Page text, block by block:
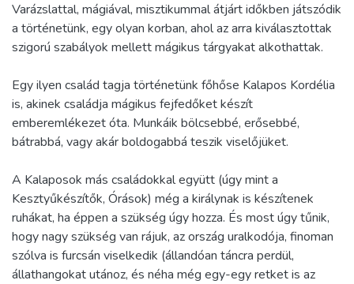
Varázslattal, mágiával, misztikummal átjárt időkben játszódik
a történetünk, egy olyan korban, ahol az arra kiválasztottak
szigorú szabályok mellett mágikus tárgyakat alkothattak.
Egy ilyen család tagja történetünk főhőse Kalapos Kordélia
is, akinek családja mágikus fejfedőket készít
emberemlékezet óta. Munkáik bölcsebbé, erősebbé,
bátrabbá, vagy akár boldogabbá teszik viselőjüket.
A Kalaposok más családokkal együtt (úgy mint a
Kesztyűkészítők, Órások) még a királynak is készítenek
ruhákat, ha éppen a szükség úgy hozza. És most úgy tűnik,
hogy nagy szükség van rájuk, az ország uralkodója, finoman
szólva is furcsán viselkedik (állandóan táncra perdül,
állathangokat utánoz, és néha még egy-egy retket is az